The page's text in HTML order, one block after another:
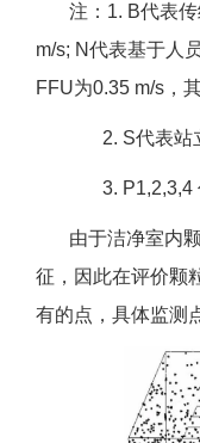
注：1. B代表传
m/s; N代表基于人
FFU为0.35 m/s，
2. S代表站立
3. P1,2,3,4 代
由于洁净室内颗
征，因此在评价颗
有的点，具体监测